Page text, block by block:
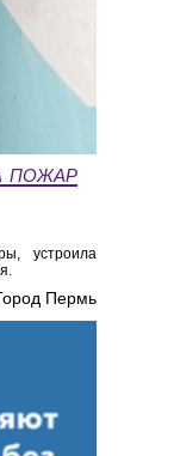
пожар
устроила
Пермь